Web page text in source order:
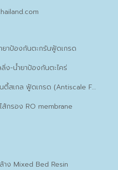
ยาป้องกันตะกรันฟู้ดเกรด
ง-น้ำยาป้องกันตะไคร่
ล ฟู้ดเกรด (Antiscale Food Grade)
กรอง RO membrane
าง Mixed Bed Resin